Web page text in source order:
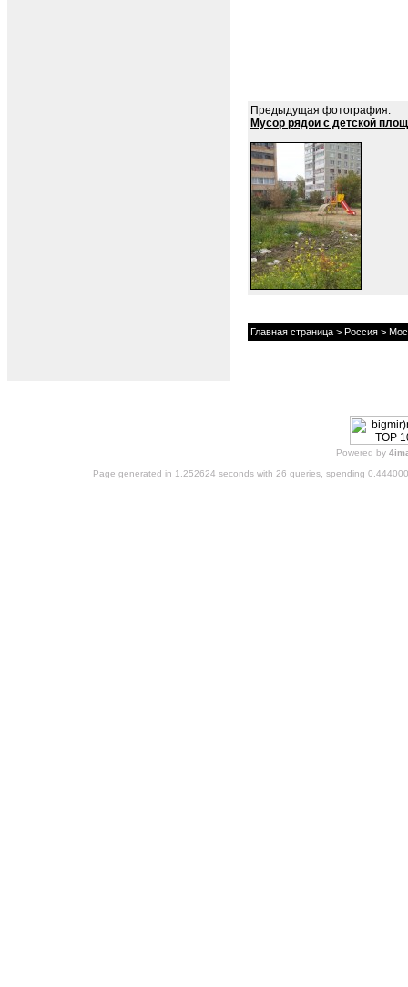
Предыдущая фотография:
Мусор рядои с детской
Главная страница > Россия >
Powered by
Page generated in 1.252624 seconds with 26 queries, spending